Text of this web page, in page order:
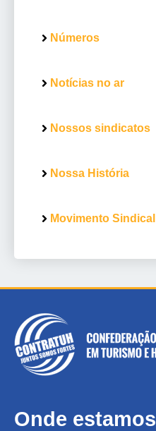
Números
Notícias no ar
Nossos sindicatos
Nossa História
Movimento Sindical
Onde estamos